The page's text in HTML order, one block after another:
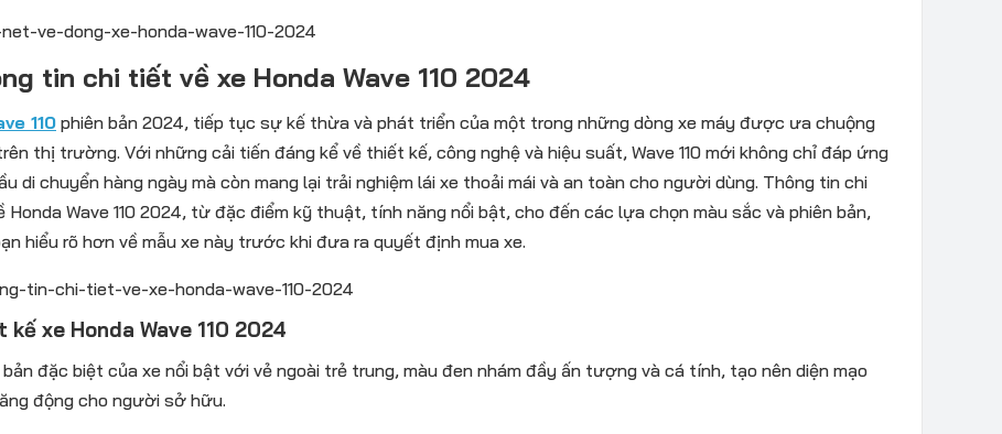
tin chi tiết về xe Honda Wave 110 2024
110phiên bản 2024, tiếp tục sự kế thừa và phát triển của một trong những dòng xe máy được ưa chuộng
thị trường. Với những cải tiến đáng kể về thiết kế, công nghệ và hiệu suất, Wave 110 mới không chỉ đáp ứng
di chuyển hàng ngày mà còn mang lại trải nghiệm lái xe thoải mái và an toàn cho người dùng. Thông tin chi
Honda Wave 110 2024, từ đặc điểm kỹ thuật, tính năng nổi bật, cho đến các lựa chọn màu sắc và phiên bản,
hiểu rõ hơn về mẫu xe này trước khi đưa ra quyết định mua xe.
kế xe Honda Wave 110 2024
bản đặc biệt của xe nổi bật với vẻ ngoài trẻ trung, màu đen nhám đầy ấn tượng và cá tính, tạo nên diện mạo
động cho người sở hữu.